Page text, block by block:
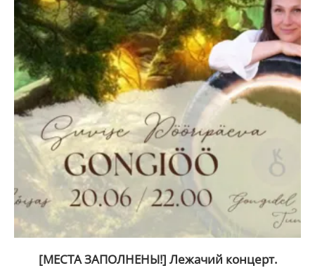
[МЕСТА ЗАПОЛНЕНЫ!] Лежачий концерт.